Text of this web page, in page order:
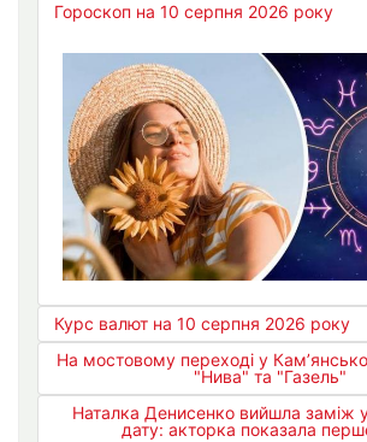
Гороскоп на 10 серпня 2026 року
Курс валют на 10 серпня 2026 року
На мостовому переході у
"Нива" та "Газель"
Наталка Денисенко вийшла заміж
дату: акторка показала